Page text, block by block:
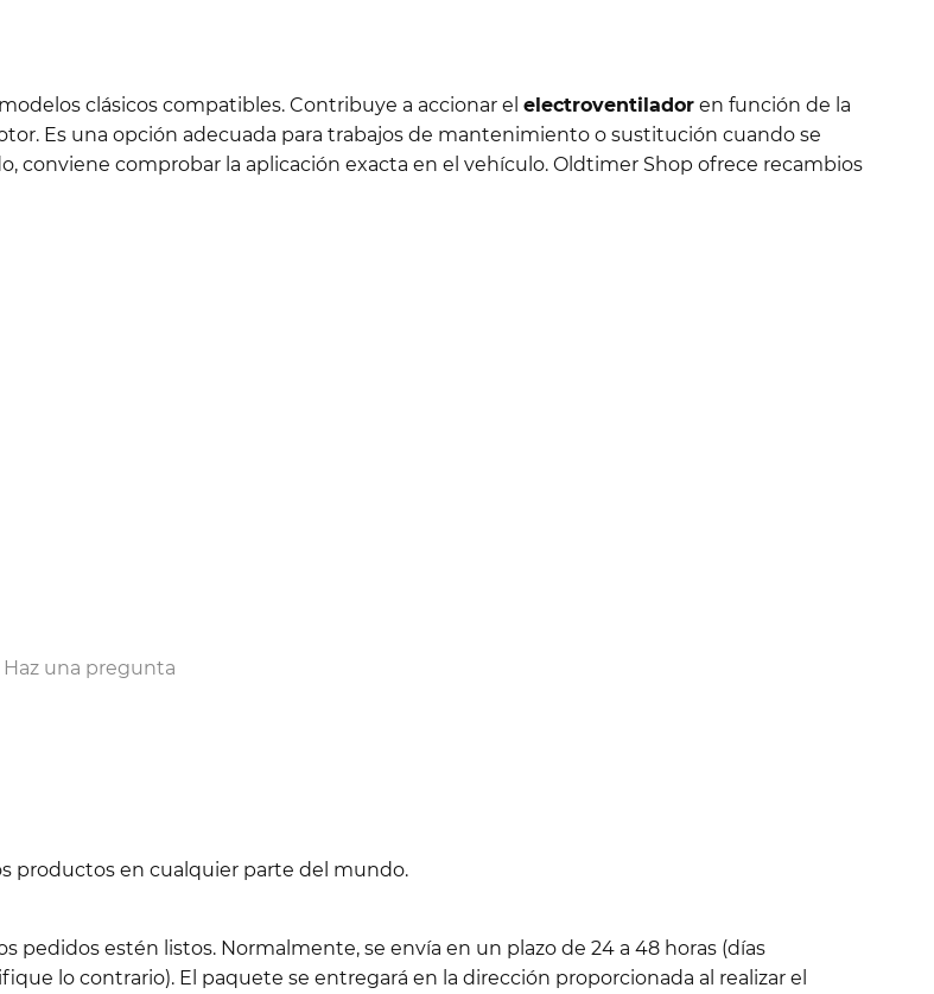
clásicos compatibles. Contribuye a accionar el electroventilador en función de la
Es una opción adecuada para trabajos de mantenimiento o sustitución cuando se
conviene comprobar la aplicación exacta en el vehículo. Oldtimer Shop ofrece recambios
Haz una pregunta
productos en cualquier parte del mundo.
pedidos estén listos. Normalmente, se envía en un plazo de 24 a 48 horas (días
lo contrario). El paquete se entregará en la dirección proporcionada al realizar el